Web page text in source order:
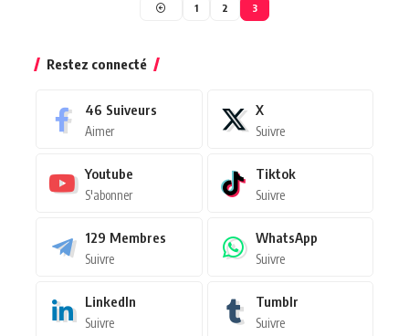
1 2 3
Restez connecté
46 Suiveurs
Aimer
X
Suivre
Youtube
S'abonner
Tiktok
Suivre
129 Membres
Suivre
WhatsApp
Suivre
LinkedIn
Suivre
Tumblr
Suivre